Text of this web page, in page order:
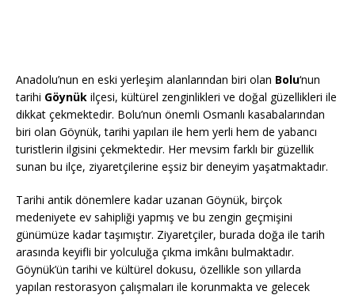
Anadolu’nun en eski yerleşim alanlarından biri olan Bolu‘nun
tarihi Göynük ilçesi, kültürel zenginlikleri ve doğal güzellikleri ile
dikkat çekmektedir. Bolu’nun önemli Osmanlı kasabalarından
biri olan Göynük, tarihi yapıları ile hem yerli hem de yabancı
turistlerin ilgisini çekmektedir. Her mevsim farklı bir güzellik
sunan bu ilçe, ziyaretçilerine eşsiz bir deneyim yaşatmaktadır.
Tarihi antik dönemlere kadar uzanan Göynük, birçok
medeniyete ev sahipliği yapmış ve bu zengin geçmişini
günümüze kadar taşımıştır. Ziyaretçiler, burada doğa ile tarih
arasında keyifli bir yolculuğa çıkma imkânı bulmaktadır.
Göynük’ün tarihi ve kültürel dokusu, özellikle son yıllarda
yapılan restorasyon çalışmaları ile korunmakta ve gelecek